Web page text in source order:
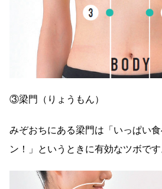
③梁門（りょうもん）
みぞおちにある梁門は「いっぱい
ン！」というときに有効なツボです